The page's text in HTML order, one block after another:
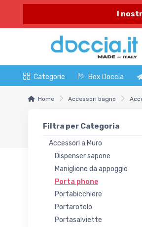
I
Categorie Box Doccia
Home Accessori bagno
Filtra per Categoria
Accessori a Muro
Dispenser sapone
Maniglione da appoggio
Porta phone
Portabicchiere
Portarotolo
Portasalviette